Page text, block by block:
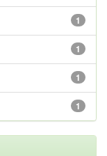
1
1
1
1